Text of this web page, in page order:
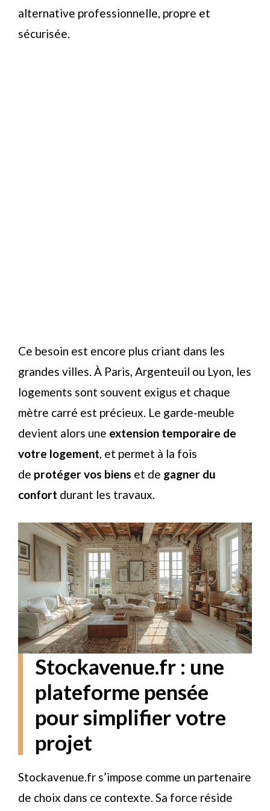
alternative professionnelle, propre et
sécurisée.
Ce besoin est encore plus criant dans les
grandes villes. À Paris, Argenteuil ou Lyon, les
logements sont souvent exigus et chaque
mètre carré est précieux. Le garde-meuble
devient alors une extension temporaire de
votre logement, et permet à la fois
de protéger vos biens et de gagner du
confort durant les travaux.
Stockavenue.fr : une
plateforme pensée
pour simplifier votre
projet
Stockavenue.fr s’impose comme un partenaire
de choix dans ce contexte. Sa force réside